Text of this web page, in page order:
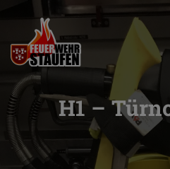
H1 –